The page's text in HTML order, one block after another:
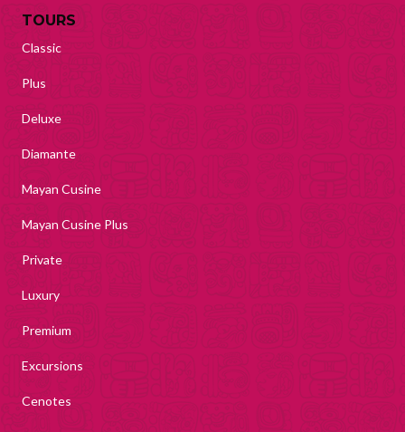
TOURS
Classic
Plus
Deluxe
Diamante
Mayan Cusine
Mayan Cusine Plus
Private
Luxury
Premium
Excursions
Cenotes